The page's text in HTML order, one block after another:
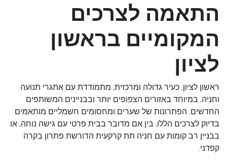
התאמה לצרכים
המקומיים בראשון
לציון
ראשון לציון, כעיר גדולה ומרכזית, מתמודדת עם אתגרי תנועה
וחניה, במיוחד באזורים הצפופים יותר ובבניינים המשותפים
החדשים. הפתרונות של שערים ומחסומים חשמליים מותאמים
בדיוק לצרכים הללו, בין אם מדובר בבית פרטי עם גישה נוחה, או
בבניין רב קומות עם חניה תת קרקעית הדורשת פתרון בקרה
קפדני.